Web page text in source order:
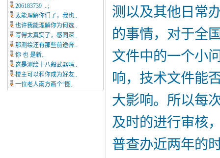
206183739 ..;
太能理解你们了，我也..
也许我能理解你为何选..
写得太真实了，感同深..
那测绘还有那些前途奔..
你 也 是新..
这是测绘十八般武器吗..
楼主可以和你成为好友..
一位老人南方画个“圈..
测以及其他日常
的事情，对于全
文件中的一个小
响，技术文件能
大影响。所以每
及时的进行审核
普查办近两年的